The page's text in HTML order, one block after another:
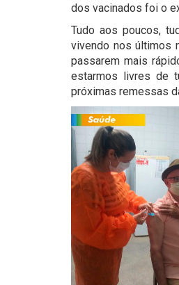
dos vacinados foi o
Tudo aos poucos,
vivendo nos últimos
passarem mais
estarmos livres de
próximas remessas